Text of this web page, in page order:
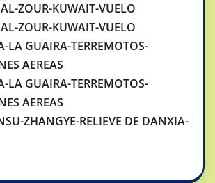
ZOUR-KUWAIT-VUELO
ZOUR-KUWAIT-VUELO
LA GUAIRA-TERREMOTOS-
AEREAS
LA GUAIRA-TERREMOTOS-
AEREAS
ZHANGYE-RELIEVE DE DANXIA-